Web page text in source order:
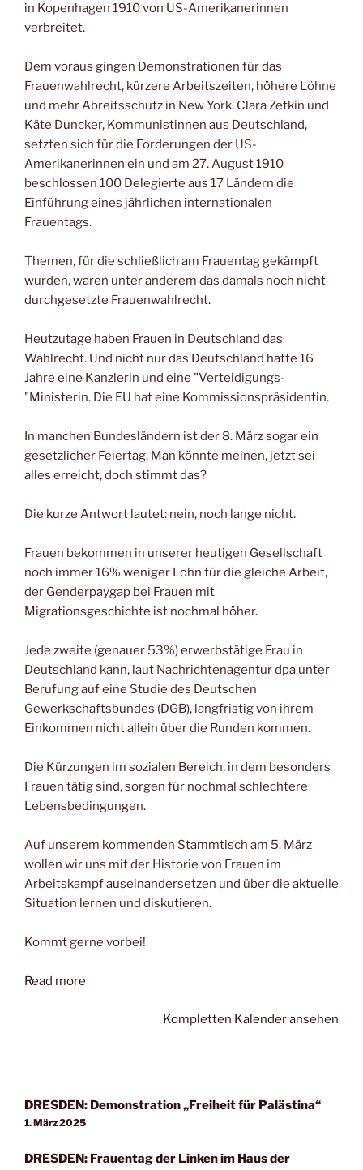
in Kopenhagen 1910 von US-Amerikanerinnen
verbreitet.
Dem voraus gingen Demonstrationen für das
Frauenwahlrecht, kürzere Arbeitszeiten, höhere Löhne
und mehr Abreitsschutz in New York. Clara Zetkin und
Käte Duncker, Kommunistinnen aus Deutschland,
setzten sich für die Forderungen der US-
Amerikanerinnen ein und am 27. August 1910
beschlossen 100 Delegierte aus 17 Ländern die
Einführung eines jährlichen internationalen
Frauentags.
Themen, für die schließlich am Frauentag gekämpft
wurden, waren unter anderem das damals noch nicht
durchgesetzte Frauenwahlrecht.
Heutzutage haben Frauen in Deutschland das
Wahlrecht. Und nicht nur das Deutschland hatte 16
Jahre eine Kanzlerin und eine "Verteidigungs-
"Ministerin. Die EU hat eine Kommissionspräsidentin.
In manchen Bundesländern ist der 8. März sogar ein
gesetzlicher Feiertag. Man könnte meinen, jetzt sei
alles erreicht, doch stimmt das?
Die kurze Antwort lautet: nein, noch lange nicht.
Frauen bekommen in unserer heutigen Gesellschaft
noch immer 16% weniger Lohn für die gleiche Arbeit,
der Genderpaygap bei Frauen mit
Migrationsgeschichte ist nochmal höher.
Jede zweite (genauer 53%) erwerbstätige Frau in
Deutschland kann, laut Nachrichtenagentur dpa unter
Berufung auf eine Studie des Deutschen
Gewerkschaftsbundes (DGB), langfristig von ihrem
Einkommen nicht allein über die Runden kommen.
Die Kürzungen im sozialen Bereich, in dem besonders
Frauen tätig sind, sorgen für nochmal schlechtere
Lebensbedingungen.
Auf unserem kommenden Stammtisch am 5. März
wollen wir uns mit der Historie von Frauen im
Arbeitskampf auseinandersetzen und über die aktuelle
Situation lernen und diskutieren.
Kommt gerne vorbei!
Read more
Kompletten Kalender ansehen
DRESDEN: Demonstration „Freiheit für Palästina“
1. März 2025
DRESDEN: Frauentag der Linken im Haus der